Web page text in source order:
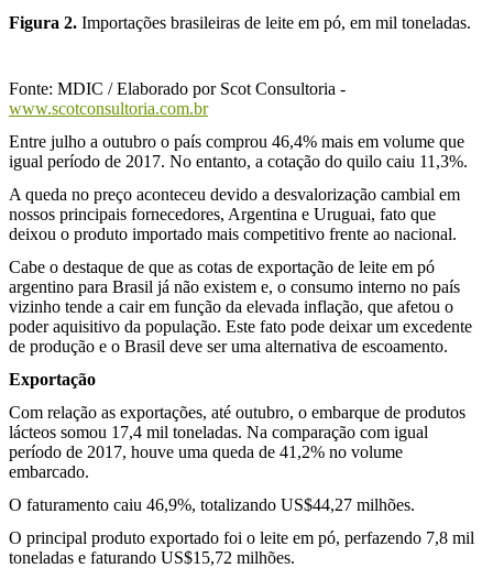
Figura 2. Importações brasileiras de leite em pó, em mil toneladas.
Fonte: MDIC / Elaborado por Scot Consultoria -
www.scotconsultoria.com.br
Entre julho a outubro o país comprou 46,4% mais em volume que
igual período de 2017. No entanto, a cotação do quilo caiu 11,3%.
A queda no preço aconteceu devido a desvalorização cambial em
nossos principais fornecedores, Argentina e Uruguai, fato que
deixou o produto importado mais competitivo frente ao nacional.
Cabe o destaque de que as cotas de exportação de leite em pó
argentino para Brasil já não existem e, o consumo interno no país
vizinho tende a cair em função da elevada inflação, que afetou o
poder aquisitivo da população. Este fato pode deixar um excedente
de produção e o Brasil deve ser uma alternativa de escoamento.
Exportação
Com relação as exportações, até outubro, o embarque de produtos
lácteos somou 17,4 mil toneladas. Na comparação com igual
período de 2017, houve uma queda de 41,2% no volume
embarcado.
O faturamento caiu 46,9%, totalizando US$44,27 milhões.
O principal produto exportado foi o leite em pó, perfazendo 7,8 mil
toneladas e faturando US$15,72 milhões.